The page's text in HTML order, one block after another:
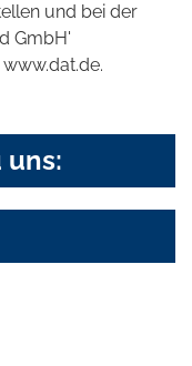
und bei der
GmbH'
uns: